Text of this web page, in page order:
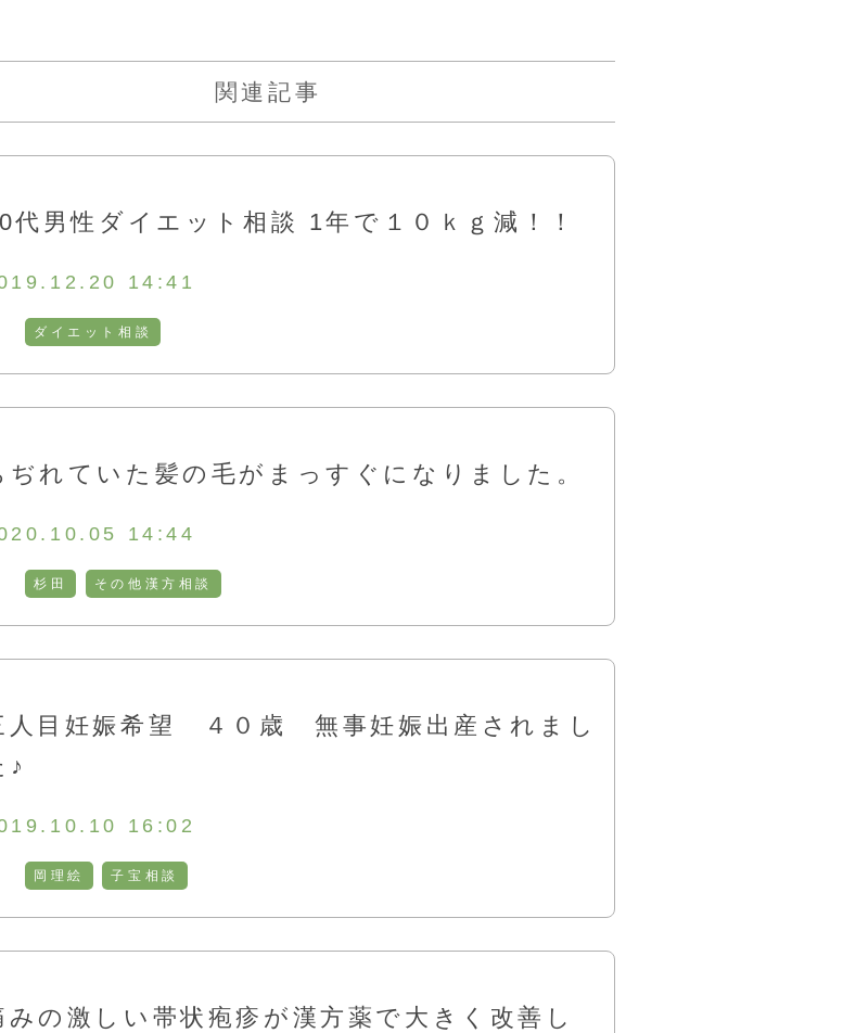
関連記事
代男性ダイエット相談 1年で１０ｋｇ減！！
14:41
ダイエット相談
ぢれていた髪の毛がまっすぐになりました。
14:44
杉田 その他漢方相談
人目妊娠希望 ４０歳 無事妊娠出産されまし
♪
16:02
岡理絵 子宝相談
みの激しい帯状疱疹が漢方薬で大きく改善し